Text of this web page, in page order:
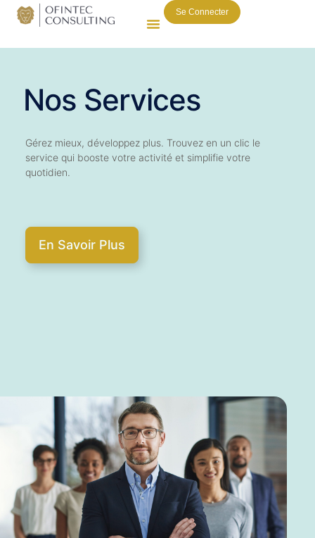
Se Connecter
Nos Services
Gérez mieux, développez plus. Trouvez en un clic le
service qui booste votre activité et simplifie votre
quotidien.
En Savoir Plus